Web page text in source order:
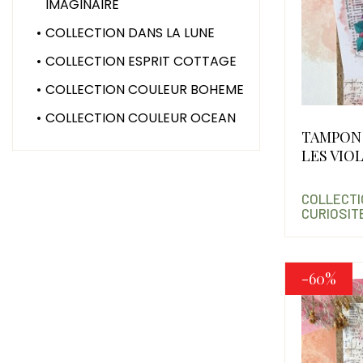
IMAGINAIRE
COLLECTION DANS LA LUNE
COLLECTION ESPRIT COTTAGE
COLLECTION COULEUR BOHEME
COLLECTION COULEUR OCEAN
LES
-60%